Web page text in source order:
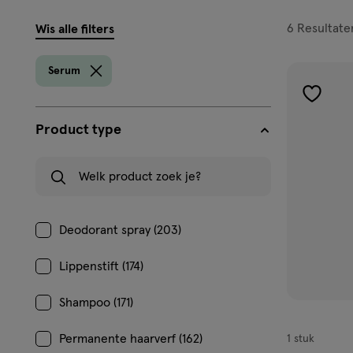
filters
Wis alle filters
Serum
Product type
Deodorant spray (203)
Lippenstift (174)
Shampoo (171)
Permanente haarverf (162)
6
1 stuk